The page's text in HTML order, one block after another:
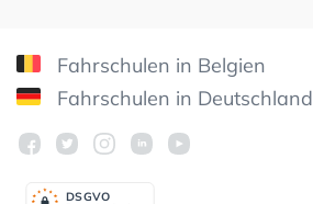
Fahrschulen in Belgien
Fahrschulen in Deutschland
DSGVO